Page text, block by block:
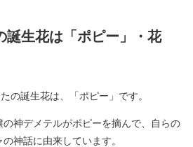
誕生花は「ポピー」・花
の誕生花は、「ポピー」です。
神デメテルがポピーを摘んで、自らの
神話に由来しています。